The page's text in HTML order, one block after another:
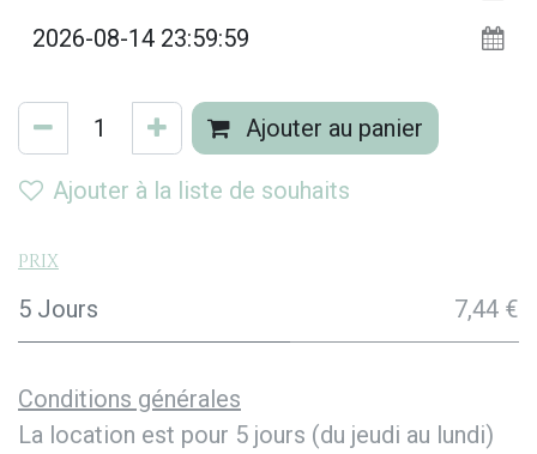
Ajouter au panier
Ajouter à la liste de souhaits
Prix
5 Jours 7,44 €
Conditions générales
La location est pour 5 jours (du jeudi au lundi)